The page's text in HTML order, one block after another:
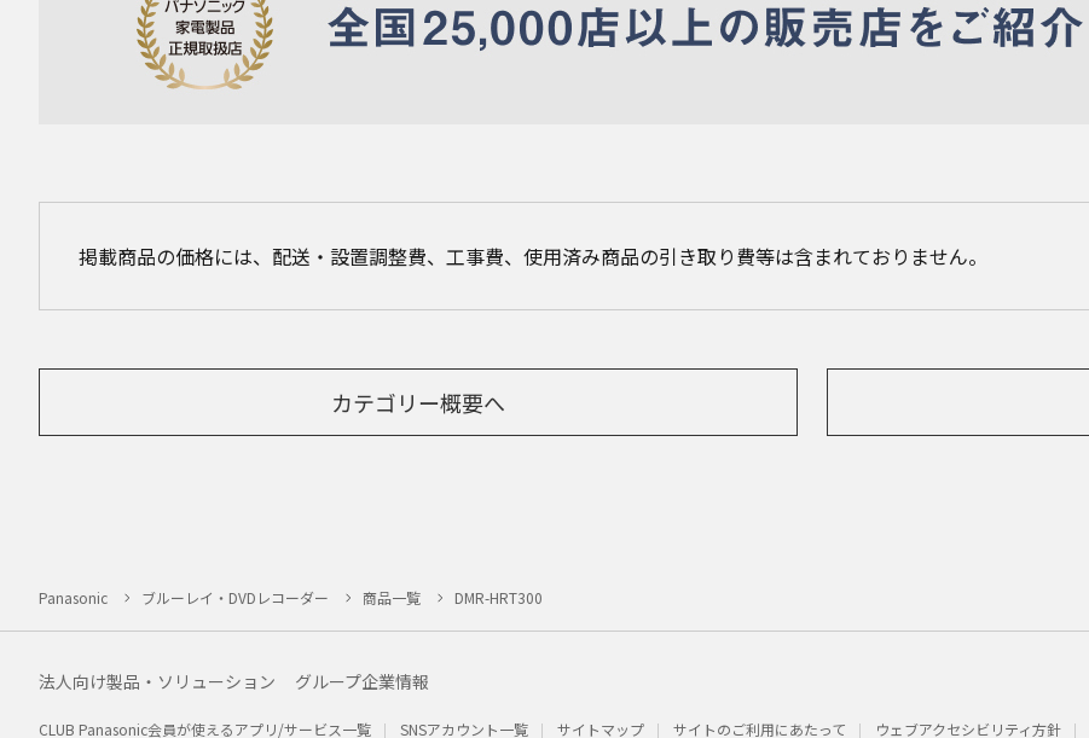
掲載商品の価格には、配送・設置調整費、工事費、使用済み商品の引き取り費等は含まれておりません。
カテゴリー概要へ
Panasonic ブルーレイ・DVDレコーダー 商品一覧 DMR-HRT300
法人向け製品・ソリューション グループ企業情報
CLUB Panasonic会員が使えるアプリ/サービス一覧 SNSアカウント一覧 サイトマップ サイトのご利用にあたって ウェブアクセシビリティ方針